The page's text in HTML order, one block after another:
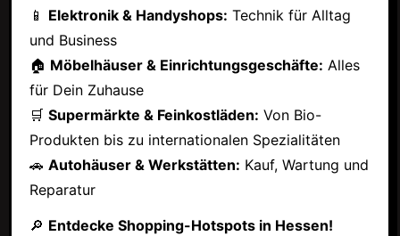
📱 Elektronik & Handyshops: Technik für Alltag
und Business
🏠 Möbelhäuser & Einrichtungsgeschäfte: Alles
für Dein Zuhause
🛒 Supermärkte & Feinkostläden: Von Bio-
Produkten bis zu internationalen Spezialitäten
🚗 Autohäuser & Werkstätten: Kauf, Wartung und
Reparatur
🔎 Entdecke Shopping-Hotspots in Hessen!